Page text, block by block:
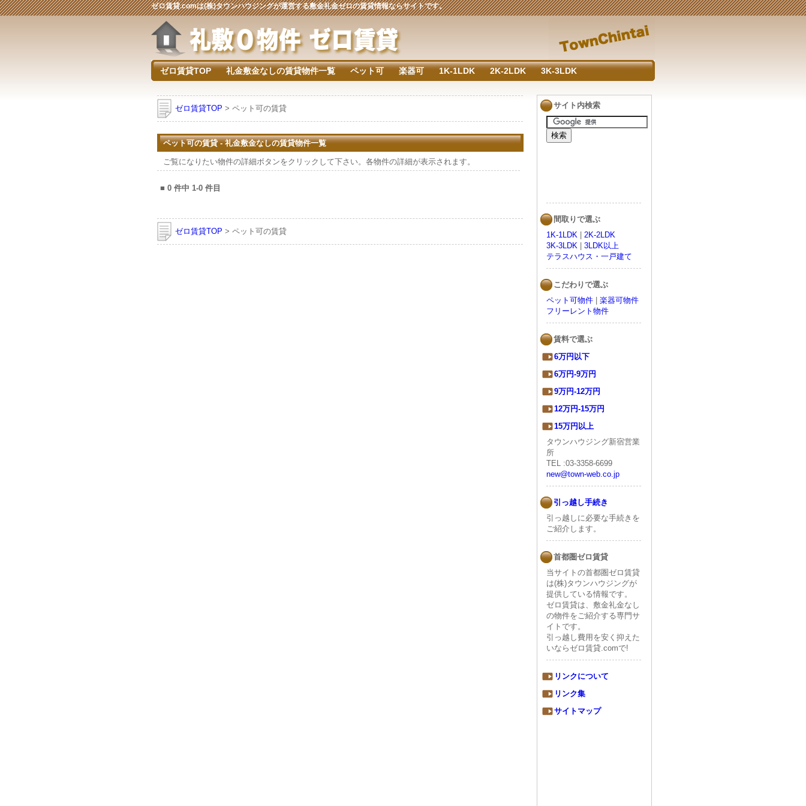
ゼロ賃貸.comは(株)タウンハウジングが運営する敷金礼金ゼロの賃貸情報ならサイトです。
ゼロ賃貸TOP 礼金敷金なしの賃貸物件一覧 ペット可 楽器可 1K-1LDK 2K-2LDK 3K-3LDK
ゼロ賃貸TOP > ペット可の賃貸
ペット可の賃貸 - 礼金敷金なしの賃貸物件一覧
ご覧になりたい物件の詳細ボタンをクリックして下さい。各物件の詳細が表示されます。
■ 0 件中 1-0 件目
ゼロ賃貸TOP > ペット可の賃貸
サイト内検索
間取りで選ぶ
1K-1LDK
2K-2LDK
3K-3LDK
3LDK以上
テラスハウス・一戸建て
こだわりで選ぶ
ペット可物件
楽器可物件
フリーレント物件
賃料で選ぶ
6万円以下
6万円-9万円
9万円-12万円
12万円-15万円
15万円以上
タウンハウジング新宿営業
所
TEL :03-3358-6699
new@town-web.co.jp
引っ越し手続き
引っ越しに必要な手続きを
ご紹介します。
首都圏ゼロ賃貸
当サイトの首都圏ゼロ賃貸
は(株)タウンハウジングが
提供している情報です。
ゼロ賃貸は、敷金礼金なし
の物件をご紹介する専門サ
イトです。
引っ越し費用を安く抑えた
いならゼロ賃貸.comで!
リンクについて
リンク集
サイトマップ